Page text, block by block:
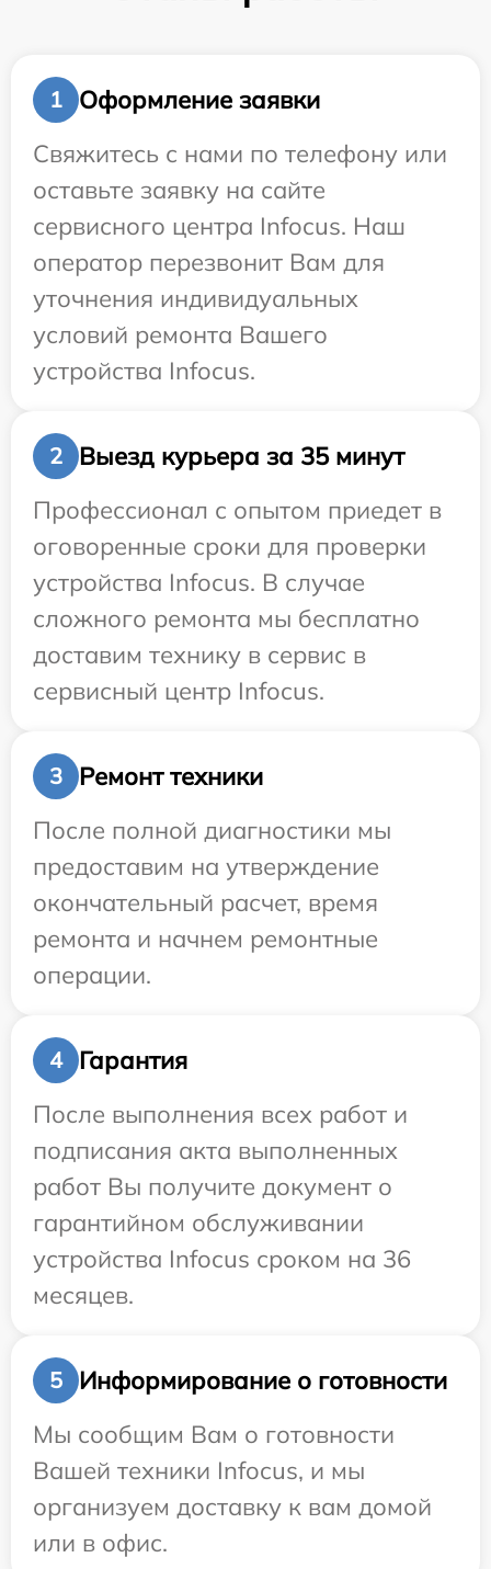
1
Оформление заявки
Свяжитесь с нами по телефону или
оставьте заявку на сайте
сервисного центра Infocus. Наш
оператор перезвонит Вам для
уточнения индивидуальных
условий ремонта Вашего
устройства Infocus.
2
Выезд курьера за 35 минут
Профессионал с опытом приедет в
оговоренные сроки для проверки
устройства Infocus. В случае
сложного ремонта мы бесплатно
доставим технику в сервис в
сервисный центр Infocus.
3
Ремонт техники
После полной диагностики мы
предоставим на утверждение
окончательный расчет, время
ремонта и начнем ремонтные
операции.
4
Гарантия
После выполнения всех работ и
подписания акта выполненных
работ Вы получите документ о
гарантийном обслуживании
устройства Infocus сроком на 36
месяцев.
5
Информирование о готовности
Мы сообщим Вам о готовности
Вашей техники Infocus, и мы
организуем доставку к вам домой
или в офис.